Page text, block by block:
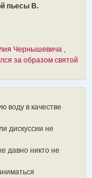
пьесы В.
Чернышевича ,
за образом святой
воду в качестве
дискуссии не
давно никто не